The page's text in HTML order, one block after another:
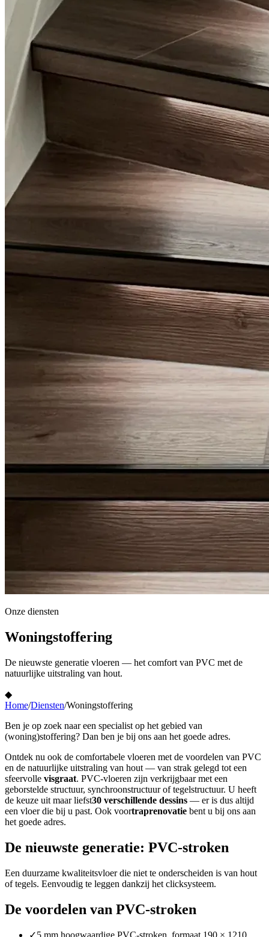
Onze diensten
Woningstoffering
De nieuwste generatie vloeren — het comfort van PVC met de
natuurlijke uitstraling van hout.
◆
Home/Diensten/Woningstoffering
Ben je op zoek naar een specialist op het gebied van
(woning)stoffering? Dan ben je bij ons aan het goede adres.
Ontdek nu ook de comfortabele vloeren met de voordelen van PVC
en de natuurlijke uitstraling van hout — van strak gelegd tot een
sfeervolle visgraat. PVC-vloeren zijn verkrijgbaar met een
geborstelde structuur, synchroonstructuur of tegelstructuur. U heeft
de keuze uit maar liefst30 verschillende dessins — er is dus altijd
een vloer die bij u past. Ook voortraprenovatie bent u bij ons aan
het goede adres.
De nieuwste generatie: PVC-stroken
Een duurzame kwaliteitsvloer die niet te onderscheiden is van hout
of tegels. Eenvoudig te leggen dankzij het clicksysteem.
De voordelen van PVC-stroken